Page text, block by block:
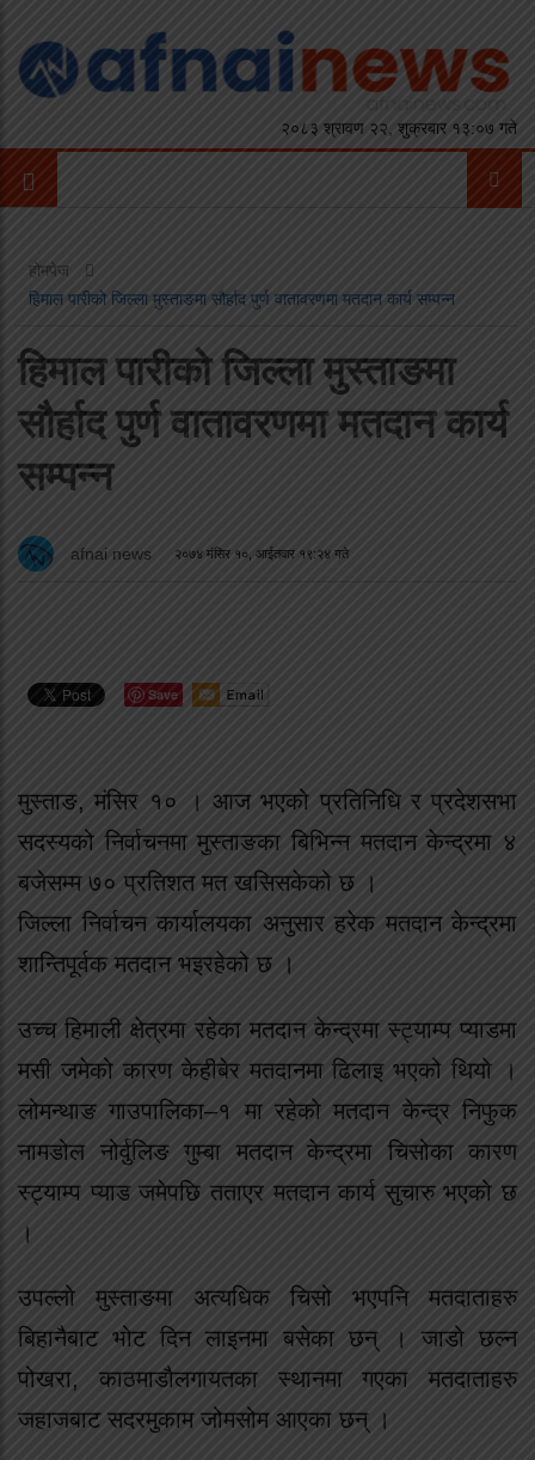
२०८३ श्रावण २२, शुक्रबार १३:०७ गते
होमपेज
हिमाल पारीको जिल्ला मुस्ताङमा सौर्हाद पुर्ण वातावरणमा मतदान कार्य सम्पन्न
हिमाल पारीको जिल्ला मुस्ताङमा
सौर्हाद पुर्ण वातावरणमा मतदान कार्य
सम्पन्न
afnai news २०७४ मंसिर १०, आईतवार १९:२४ गते
Save
मुस्ताङ, मंसिर १० । आज भएको प्रतिनिधि र प्रदेशसभा
सदस्यको निर्वाचनमा मुस्ताङका बिभिन्न मतदान केन्द्रमा ४
बजेसम्म ७० प्रतिशत मत खसिसकेको छ ।
जिल्ला निर्वाचन कार्यालयका अनुसार हरेक मतदान केन्द्रमा
शान्तिपूर्वक मतदान भइरहेको छ ।
उच्च हिमाली क्षेत्रमा रहेका मतदान केन्द्रमा स्ट्याम्प प्याडमा
मसी जमेको कारण केहीबेर मतदानमा ढिलाइ भएको थियो ।
लोमन्थाङ गाउपालिका–१ मा रहेको मतदान केन्द्र निफुक
नामडोल नोर्वुलिङ गुम्बा मतदान केन्द्रमा चिसोका कारण
स्ट्याम्प प्याड जमेपछि तताएर मतदान कार्य सुचारु भएको छ
।
उपल्लो मुस्ताङमा अत्यधिक चिसो भएपनि मतदाताहरु
बिहानैबाट भोट दिन लाइनमा बसेका छन् । जाडो छल्न
पोखरा, काठमाडौलगायतका स्थानमा गएका मतदाताहरु
जहाजबाट सदरमुकाम जोमसोम आएका छन् ।